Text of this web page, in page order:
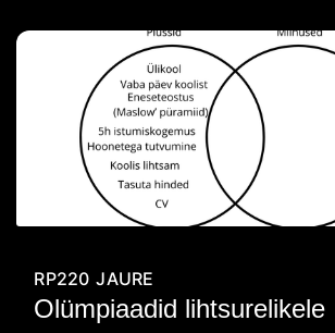
RP220 JAURE
Olümpiaadid lihtsurelikele